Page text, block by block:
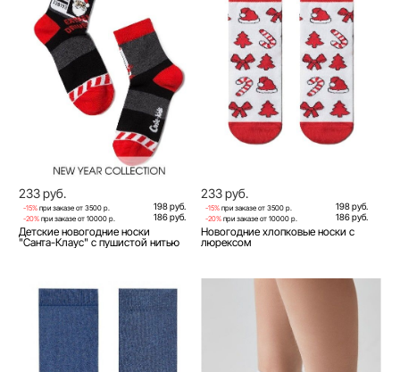
233 руб.
-15% при заказе от 3500 р. 198 руб.
-20% при заказе от 10000 р. 186 руб.
Детские новогодние носки
"Санта-Клаус" с пушистой нитью
233 руб.
-15% при заказе от 3500 р. 198 руб.
-20% при заказе от 10000 р. 186 руб.
Новогодние хлопковые носки с
люрексом